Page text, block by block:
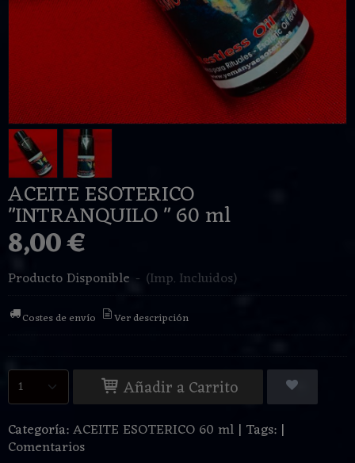
ACEITE ESOTERICO
"INTRANQUILO " 60 ml
8,00 €
Producto Disponible - (Imp. Incluidos)
Costes de envío Ver descripción
Añadir a Carrito
Categoría:ACEITE ESOTERICO 60 ml | Tags: |
Comentarios